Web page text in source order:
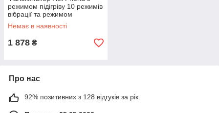
режимом підігріву 10 режимів
вібрації та режимом
всмоктування рожевий 21-
11,5 см
Немає в наявності
1 878 ₴
Про нас
92% позитивних з 128 відгуків за рік